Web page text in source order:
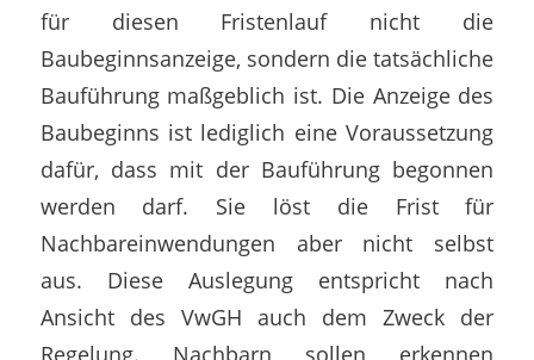
für diesen Fristenlauf nicht die
Baubeginnsanzeige, sondern die tatsächliche
Bauführung maßgeblich ist. Die Anzeige des
Baubeginns ist lediglich eine Voraussetzung
dafür, dass mit der Bauführung begonnen
werden darf. Sie löst die Frist für
Nachbareinwendungen aber nicht selbst
aus. Diese Auslegung entspricht nach
Ansicht des VwGH auch dem Zweck der
Regelung. Nachbarn sollen erkennen